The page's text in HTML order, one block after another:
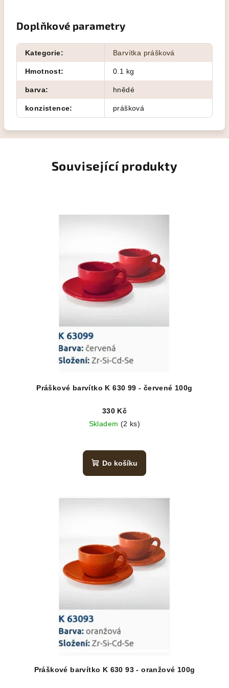
Doplňkové parametry
Kategorie: Barvítka prášková
Hmotnost: 0.1 kg
barva: hnědé
konzistence: prášková
Související produkty
Práškové barvítko K 630 99 - červené 100g
330 Kč
Skladem (2 ks)
Do košíku
Práškové barvítko K 630 93 - oranžové 100g